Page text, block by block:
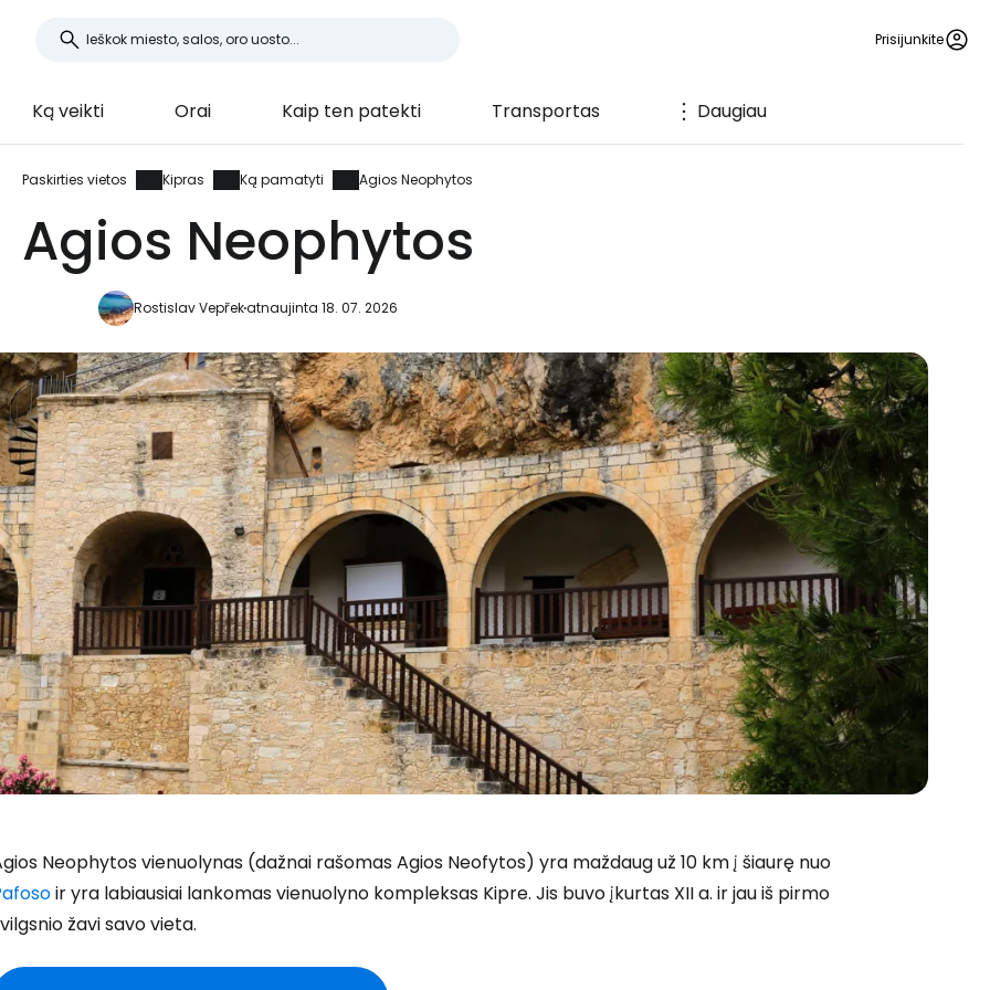
Prisijunkite
Ką veikti Orai Kaip ten patekti Transportas Daugiau
Paskirties vietos Kipras Ką pamatyti Agios Neophytos
Agios Neophytos
Rostislav Vepřekatnaujinta 18. 07. 2026
Neophytos vienuolynas (dažnai rašomasAgios Neofytos) yra maždaug už 10 km į šiaurę nuo
ir yra labiausiai lankomas vienuolyno kompleksas Kipre. Jis buvo įkurtas XII a. ir jau iš pirmo
žavi savo vieta.